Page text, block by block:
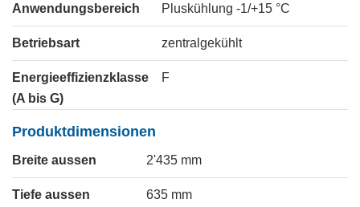
Anwendungsbereich Pluskühlung -1/+15 °C
Betriebsart zentralgekühlt
Energieeffizienzklasse
(A bis G)
F
Produktdimensionen
Breite aussen 2'435 mm
Tiefe aussen 635 mm